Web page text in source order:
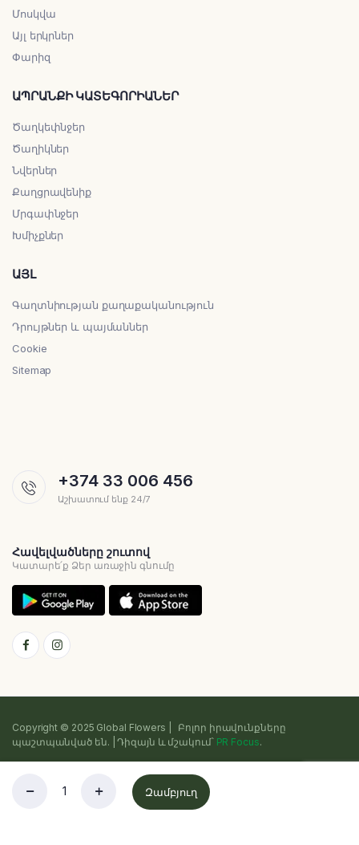
Հավանածները
Զամբյուղ
Մոսկվա
Այլ երկրներ
Փարիզ
ԱՊՐԱՆՔԻ ԿԱՏԵԳՈՐԻԱՆԵՐ
Ծաղկեփնջեր
Ծաղիկներ
Նվերներ
Քաղցրավենիք
Մրգափնջեր
Խմիչքներ
ԱՅԼ
Գաղտնիության քաղաքականություն
Դրույթներ և պայմաններ
Cookie
Sitemap
+374 33 006 456
Աշխատում ենք 24/7
Հավելվածները շուտով
Կատարե՛ք Ձեր առաջին գնումը
Copyright © 2025 Global Flowers | Բոլոր իրավունքները
պաշտպանված են. | Դիզայն և մշակում՝ PR Focus.
Գաղտնիության քաղաքականություն
Cookie
Sitemap